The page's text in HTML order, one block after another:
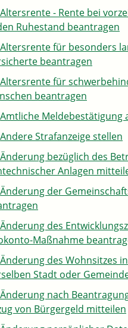
Altersrente - Rente bei
Ruhestand beantragen
Altersrente für besonders
beantragen
Altersrente für
beantragen
Amtliche Meldebestätigung
Andere Strafanzeige stellen
Änderung bezüglich des
Anlagen
Änderung der
Änderung des
Maßnahme
Änderung des Wohnsitzes
Stadt oder
Änderung nach
von Bürgergeld mitteilen